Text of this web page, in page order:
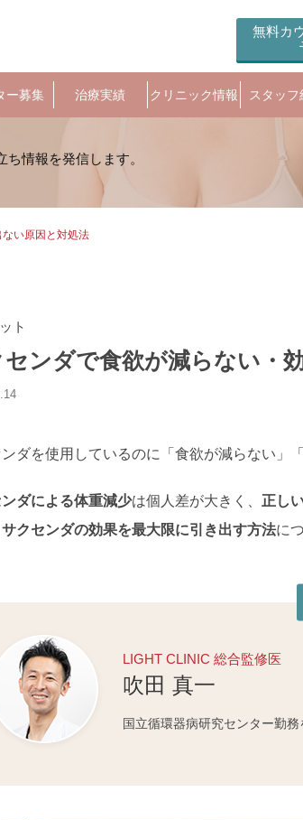
無料カ
ー募集 治療実績 クリニック情報 スタッフ
い原因と対処法
ト
センダで食欲が減らない・
ダを使用しているのに「食欲が減らない」
ダによる体重減少は個人差が大きく、 正し
サクセンダの効果を最大限に引き出す方法に
LIGHT CLINIC 総合監修医
吹田 真一
国立循環器病研究センター勤